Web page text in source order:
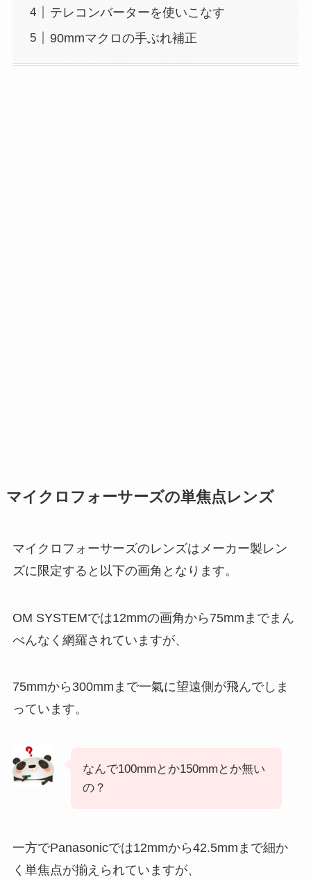
テレコンバーターを使いこなす
90mmマクロの手ぶれ補正
マイクロフォーサーズの単焦点レンズ
マイクロフォーサーズのレンズはメーカー製レン
ズに限定すると以下の画角となります。
OM SYSTEMでは12mmの画角から75mmまでまん
べんなく網羅されていますが、
75mmから300mmまで一氣に望遠側が飛んでしま
っています。
なんで100mmとか150mmとか無い
の？
一方でPanasonicでは12mmから42.5mmまで細か
く単焦点が揃えられていますが、